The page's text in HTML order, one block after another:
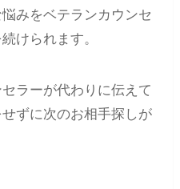
みをベテランカウンセ
けられます。
ラーが代わりに伝えて
ずに次のお相手探しが